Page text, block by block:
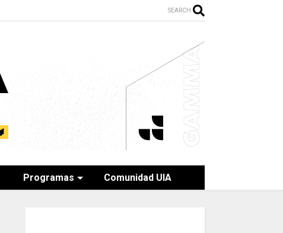
SEARCH
Programas Comunidad UIA